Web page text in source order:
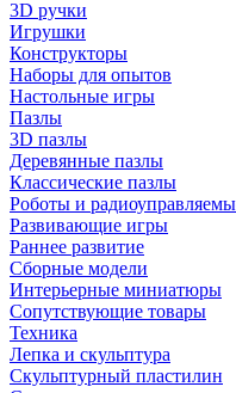
3D ручки
Игрушки
Конструкторы
Наборы для опытов
Настольные игры
Пазлы
3D пазлы
Деревянные пазлы
Классические пазлы
Роботы и
Развивающие игры
Раннее развитие
Сборные модели
Интерьерные миниатюры
Сопутствующие товары
Техника
Лепка и скульптура
Скульптурный пластилин